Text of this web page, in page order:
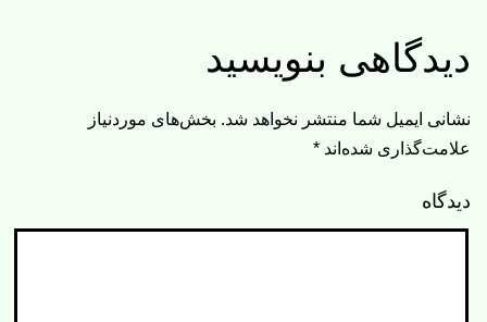
دیدگاهی بنویسید
نشانی ایمیل شما منتشر نخواهد شد. بخش‌های موردنیاز
علامت‌گذاری شده‌اند *
دیدگاه